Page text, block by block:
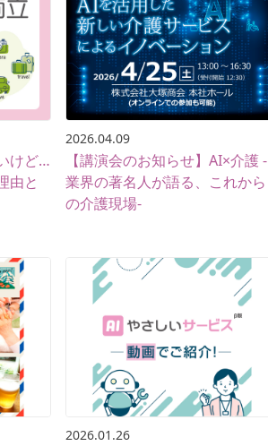
けど…
由と
2026.04.09
【講演会のお知らせ】AI×介護 -
業界の著名人が語る、これから
の介護現場-
2026.01.26